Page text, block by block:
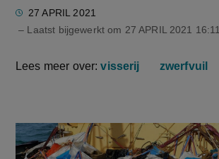
27 APRIL 2021
– Laatst bijgewerkt om 27 APRIL 2021 16:11
Lees meer over:visserij zwerfvuil